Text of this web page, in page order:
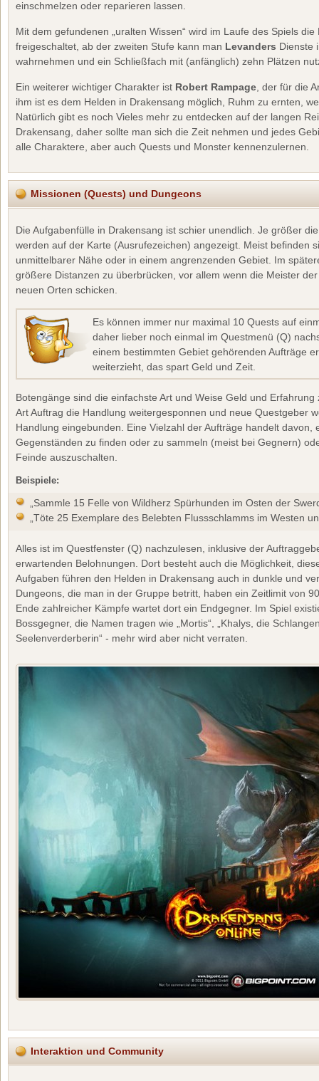
einschmelzen oder reparieren lassen.
Mit dem gefundenen „uralten Wissen“ wird im Laufe des Spiels
freigeschaltet, ab der zweiten Stufe kann man Levanders Dienste
wahrnehmen und ein Schließfach mit (anfänglich) zehn Plätzen
Ein weiterer wichtiger Charakter ist Robert Rampage , der für die
ihm ist es dem Helden in Drakensang möglich, Ruhm zu ernten,
Natürlich gibt es noch Vieles mehr zu entdecken auf der langen
Drakensang, daher sollte man sich die Zeit nehmen und jedes
alle Charaktere, aber auch Quests und Monster kennenzulernen.
Missionen (Quests) und Dungeons
Die Aufgabenfülle in Drakensang ist schier unendlich. Je größer
werden auf der Karte (Ausrufezeichen) angezeigt. Meist befinden
unmittelbarer Nähe oder in einem angrenzenden Gebiet. Im
größere Distanzen zu überbrücken, vor allem wenn die Meister
neuen Orten schicken.
Es können immer nur maximal 10 Quests auf
daher lieber noch einmal im Questmenü (Q)
einem bestimmten Gebiet gehörenden Aufträge
weiterzieht, das spart Geld und Zeit.
Botengänge sind die einfachste Art und Weise Geld und
Art Auftrag die Handlung weitergesponnen und neue Questgeber
Handlung eingebunden. Eine Vielzahl der Aufträge handelt davon,
Gegenständen zu finden oder zu sammeln (meist bei Gegnern)
Feinde auszuschalten.
Beispiele:
„Sammle 15 Felle von Wildherz Spürhunden im Osten der
„Töte 25 Exemplare des Belebten Flussschlamms im Westen
Alles ist im Questfenster (Q) nachzulesen, inklusive der
erwartenden Belohnungen. Dort besteht auch die Möglichkeit,
Aufgaben führen den Helden in Drakensang auch in dunkle und
Dungeons, die man in der Gruppe betritt, haben ein Zeitlimit von
Ende zahlreicher Kämpfe wartet dort ein Endgegner. Im Spiel
Bossgegner, die Namen tragen wie „Mortis“, „Khalys, die
Seelenverderberin“ - mehr wird aber nicht verraten.
Interaktion und Community